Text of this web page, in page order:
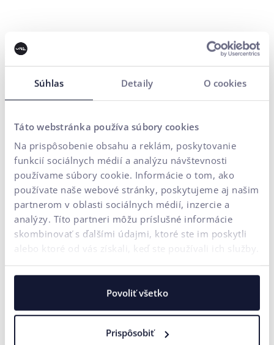
Súhlas Detaily O cookies
Táto webstránka používa súbory cookies
Na prispôsobenie obsahu a reklám, poskytovanie
funkcií sociálnych médií a analýzu návštevnosti
používame súbory cookie. Informácie o tom, ako
používate naše webové stránky, poskytujeme aj našim
partnerom v oblasti sociálnych médií, inzercie a
analýzy. Títo partneri môžu príslušné informácie
skombinovať s ďalšími údajmi, ktoré ste im poskytli
alebo ktoré od vás získali, keď ste používali ich služby.
Povoliť všetko
Prispôsobiť
Zaujala vás táto téma?
CX & Optimalizácia konverzného pomeru
Vývoj e-shopu / webu na mieru
Budovanie značky
Výkonnostný marketing
AI Automatizácia
Potrebujem poradiť
Vaše meno*
E-mailová adresa*